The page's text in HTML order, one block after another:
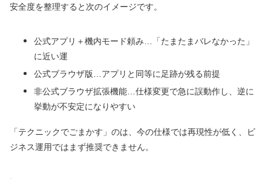
安全度を整理すると次のイメージです。
公式アプリ＋機内モード頼み…「たまたまバレなかった」
に近い運
公式ブラウザ版…アプリと同等に足跡が残る前提
非公式ブラウザ拡張機能…仕様変更で急に誤動作し、逆に
挙動が不安定になりやすい
「テクニックでごまかす」のは、今の仕様では再現性が低く、ビ
ジネス運用ではまず推奨できません。